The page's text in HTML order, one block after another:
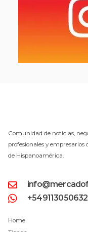
Comunidad de noticias,
profesionales y
de Hispanoamérica.
Home